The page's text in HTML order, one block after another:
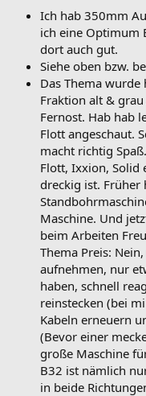
nicht ausgeben,
viel seltener als
benutze.
Ich hab 350mm
ich eine Optimum
dort auch gut.
Siehe oben bzw.
Das Thema
Fraktion alt &
Fernost. Hab hab
Flott angeschaut.
macht richtig
Flott, Ixxion, Solid
dreckig ist. Früher
Maschine. Und
beim Arbeiten
Thema Preis:
aufnehmen, nur
haben, schnell
reinstecken (bei
Kabeln erneuern
(Bevor einer
große Maschine
B32 ist nämlich
in beide